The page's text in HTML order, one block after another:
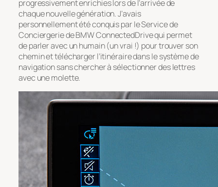
progressivement enrichies lors de l’arrivée de
chaque nouvelle génération. J’avais
personnellement été conquis par le Service de
Conciergerie de BMW ConnectedDrive qui permet
de parler avec un humain (un vrai !) pour trouver son
chemin et télécharger l’itinéraire dans le système de
navigation sans chercher à sélectionner des lettres
avec une molette.